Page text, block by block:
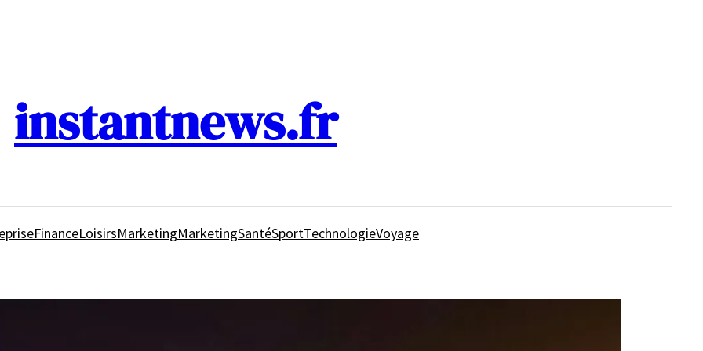
instantnews.fr
FinanceLoisirsMarketingMarketingSantéSportTechnologieVoyage